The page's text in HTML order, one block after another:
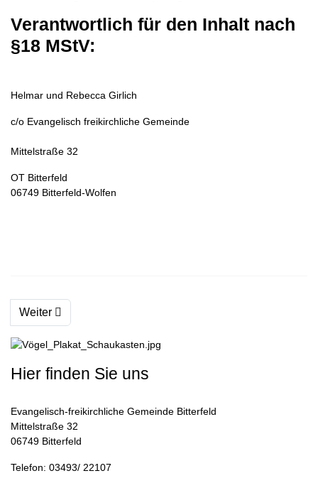
Verantwortlich für den Inhalt nach
§18 MStV:
Helmar und Rebecca Girlich
c/o Evangelisch freikirchliche Gemeinde
Mittelstraße 32
OT Bitterfeld
06749 Bitterfeld-Wolfen
Weiter
Hier finden Sie uns
Evangelisch-freikirchliche Gemeinde Bitterfeld
Mittelstraße 32
06749 Bitterfeld
Telefon: 03493/ 22107